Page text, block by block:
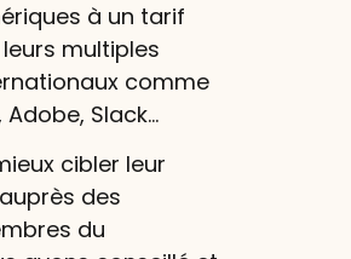
à un tarif
multiples
comme
Slack…
cibler leur
des
du